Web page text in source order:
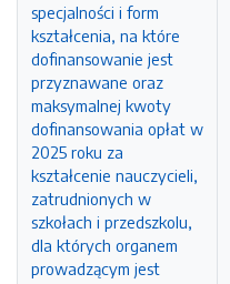
specjalności i form
kształcenia, na które
dofinansowanie jest
przyznawane oraz
maksymalnej kwoty
dofinansowania opłat w
2025 roku za
kształcenie nauczycieli,
zatrudnionych w
szkołach i przedszkolu,
dla których organem
prowadzącym jest